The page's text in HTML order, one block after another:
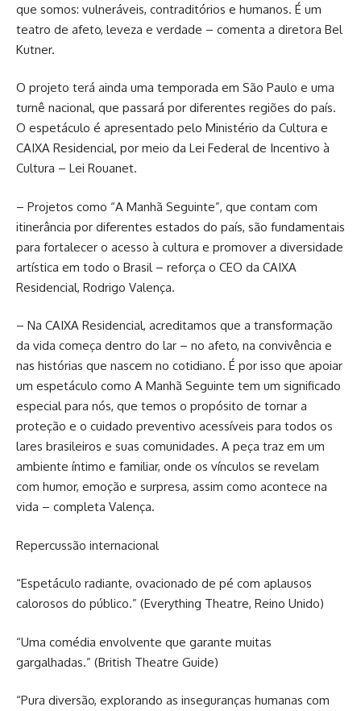
que somos: vulneráveis, contraditórios e humanos. É um
teatro de afeto, leveza e verdade – comenta a diretora Bel
Kutner.
O projeto terá ainda uma temporada em São Paulo e uma
turnê nacional, que passará por diferentes regiões do país.
O espetáculo é apresentado pelo Ministério da Cultura e
CAIXA Residencial, por meio da Lei Federal de Incentivo à
Cultura – Lei Rouanet.
– Projetos como “A Manhã Seguinte”, que contam com
itinerância por diferentes estados do país, são fundamentais
para fortalecer o acesso à cultura e promover a diversidade
artística em todo o Brasil – reforça o CEO da CAIXA
Residencial, Rodrigo Valença.
– Na CAIXA Residencial, acreditamos que a transformação
da vida começa dentro do lar – no afeto, na convivência e
nas histórias que nascem no cotidiano. É por isso que apoiar
um espetáculo como A Manhã Seguinte tem um significado
especial para nós, que temos o propósito de tornar a
proteção e o cuidado preventivo acessíveis para todos os
lares brasileiros e suas comunidades. A peça traz em um
ambiente íntimo e familiar, onde os vínculos se revelam
com humor, emoção e surpresa, assim como acontece na
vida – completa Valença.
Repercussão internacional
“Espetáculo radiante, ovacionado de pé com aplausos
calorosos do público.” (Everything Theatre, Reino Unido)
“Uma comédia envolvente que garante muitas
gargalhadas.” (British Theatre Guide)
“Pura diversão, explorando as inseguranças humanas com